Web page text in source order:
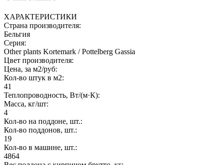
ХАРАКТЕРИСТИКИ
Страна производителя:
Бельгия
Серия:
Other plants Kortemark / Pottelberg Gassia
Цвет производителя:
Цена, за м2/руб:
Кол-во штук в м2:
41
Теплопроводность, Вт/(м·К):
Масса, кг/шт:
4
Кол-во на поддоне, шт.:
Кол-во поддонов, шт.:
19
Кол-во в машине, шт.:
4864